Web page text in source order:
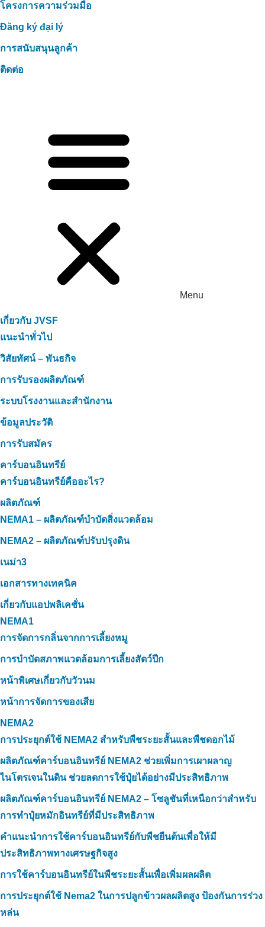
โครงการความร่วมมือ
Đăng ký đại lý
การสนับสนุนลูกค้า
ติดต่อ
Menu
เกี่ยวกับ JVSF
แนะนำทั่วไป
วิสัยทัศน์ – พันธกิจ
การรับรองผลิตภัณฑ์
ระบบโรงงานและสำนักงาน
ข้อมูลประวัติ
การรับสมัคร
คาร์บอนอินทรีย์
คาร์บอนอินทรีย์คืออะไร?
ผลิตภัณฑ์
NEMA1 – ผลิตภัณฑ์บำบัดสิ่งแวดล้อม
NEMA2 – ผลิตภัณฑ์ปรับปรุงดิน
เนม่า3
เอกสารทางเทคนิค
เกี่ยวกับแอปพลิเคชั่น
NEMA1
การจัดการกลิ่นจากการเลี้ยงหมู
การบำบัดสภาพแวดล้อมการเลี้ยงสัตว์ปีก
หน้าพิเศษเกี่ยวกับวัวนม
หน้าการจัดการของเสีย
NEMA2
การประยุกต์ใช้ NEMA2 สำหรับพืชระยะสั้นและพืชดอกไม้
ผลิตภัณฑ์คาร์บอนอินทรีย์ NEMA2 ช่วยเพิ่มการเผาผลาญ
ไนโตรเจนในดิน ช่วยลดการใช้ปุ๋ยได้อย่างมีประสิทธิภาพ
ผลิตภัณฑ์คาร์บอนอินทรีย์ NEMA2 – โซลูชันที่เหนือกว่าสำหรับ
การทำปุ๋ยหมักอินทรีย์ที่มีประสิทธิภาพ
คำแนะนำการใช้คาร์บอนอินทรีย์กับพืชยืนต้นเพื่อให้มี
ประสิทธิภาพทางเศรษฐกิจสูง
การใช้คาร์บอนอินทรีย์ในพืชระยะสั้นเพื่อเพิ่มผลผลิต
การประยุกต์ใช้ Nema2 ในการปลูกข้าวผลผลิตสูง ป้องกันการร่วง
หล่น